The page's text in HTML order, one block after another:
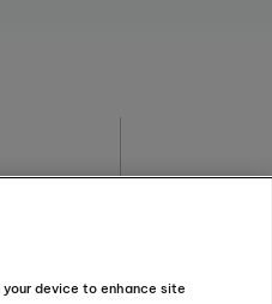
device to enhance site